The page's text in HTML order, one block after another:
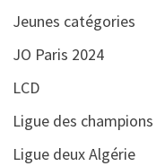
Jeunes catégories
JO Paris 2024
LCD
Ligue des champions
Ligue deux Algérie